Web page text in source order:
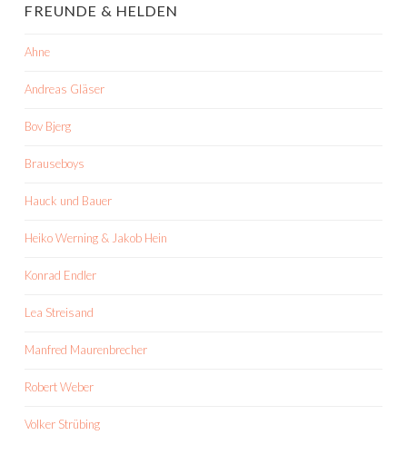
FREUNDE & HELDEN
Ahne
Andreas Gläser
Bov Bjerg
Brauseboys
Hauck und Bauer
Heiko Werning & Jakob Hein
Konrad Endler
Lea Streisand
Manfred Maurenbrecher
Robert Weber
Volker Strübing